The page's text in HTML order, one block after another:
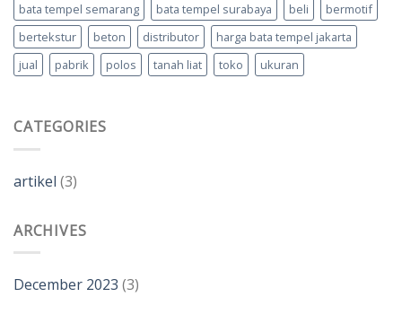
bata tempel semarang
bata tempel surabaya beli
bermotif
bertekstur
beton distributor
harga bata tempel jakarta
jual
pabrik polos tanah liat toko ukuran
CATEGORIES
artikel (3)
ARCHIVES
December 2023 (3)